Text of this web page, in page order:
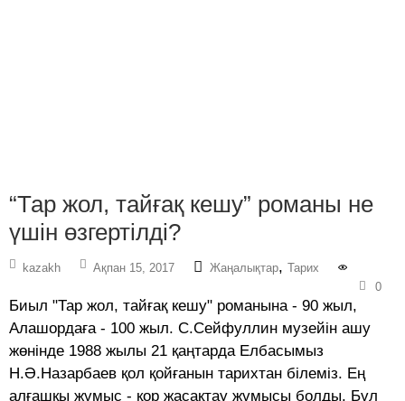
“Тар жол, тайғақ кешу” романы не
үшін өзгертілді?
kazakh Ақпан 15, 2017 Жаңалықтар, Тарих
0
Биыл "Тар жол, тайғақ кешу" романына - 90 жыл,
Алашордаға - 100 жыл. С.Сейфуллин музейін ашу
жөнінде 1988 жылы 21 қаңтарда Елбасымыз
Н.Ә.Назарбаев қол қойғанын тарихтан білеміз. Ең
алғашқы жұмыс - қор жасақтау жұмысы болды. Бұл